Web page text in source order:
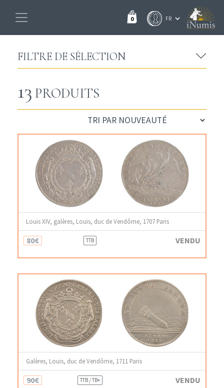
0
FILTRE DE SÉLECTION
13 PRODUITS
Louis XIV, galères, Louis, duc de Vendôme, 1707 Paris
80€ TTB VENDU
Galères, Louis, duc de Vendôme, 1711 Paris
90€ TTB / TB+ VENDU